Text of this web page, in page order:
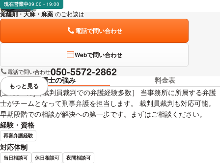
現在営業中09:00 - 19:00
覚醒剤・大麻・麻薬 のご相談は
電話で問い合わせ
Webで問い合わせ
電話で問い合わせ050-5572-2862
弁護士の強み
料金表
[立花駅1分]［裁判員裁判での弁護経験多数］ 当事務所に所属する弁護
士がチームとなって刑事弁護を担当します。 裁判員裁判も対応可能。
早期段階での相談が解決への第一歩です。まずはご相談ください。
経験・資格
再審弁護経験
対応体制
当日相談可 休日相談可 夜間相談可
視覚的に省略されている要素を
もっと見る